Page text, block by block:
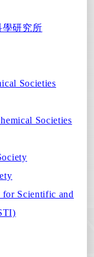
學研究 所
Societies
Societies
Scientific and